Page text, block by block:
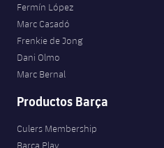
Fermín López
Marc Casadó
Frenkie de Jong
Dani Olmo
Marc Bernal
Productos Barça
Culers Membership
Barça Play